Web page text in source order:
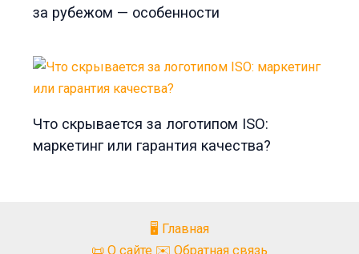
за рубежом — особенности
Что скрывается за логотипом ISO:
маркетинг или гарантия качества?
🖥️ Главная
📜 О сайте ✉️ Обратная связь